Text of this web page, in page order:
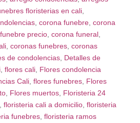
floristerias en cali,
, corona funebre, corona
precio, corona funeral,
, coronas funebres, coronas
de condolencias, Detalles de
, flores cali, Flores condolencia
Cali, flores funebres, Flores
, Flores muertos, Floristeria 24
floristeria cali a domicilio, floristeria
funebres, floristeria ramos